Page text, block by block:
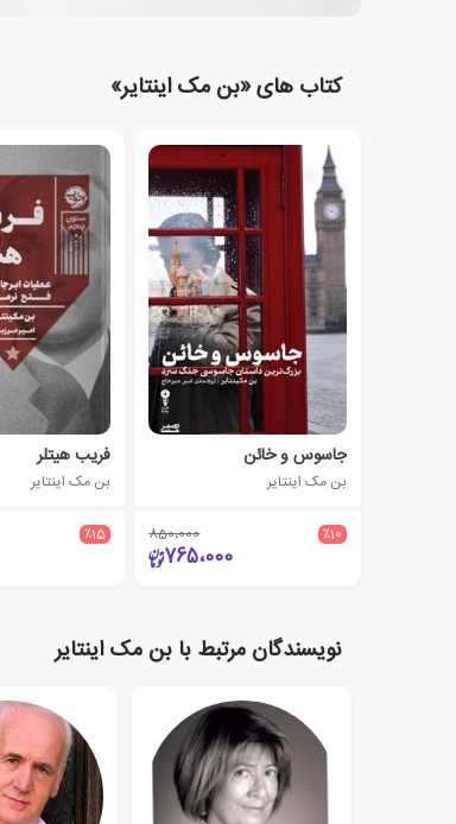
کتاب های «بن مک اینتایر»
جاسوس و خائن
بن مک اینتایر
٪10 850،000
765،000
فریب هیتلر
بن مک اینتایر
٪15
نویسندگان مرتبط با بن مک اینتایر